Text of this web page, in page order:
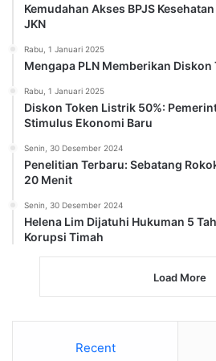
Kemudahan Akses BPJS
JKN
Rabu, 1 Januari 2025
Mengapa PLN Memberikan
Rabu, 1 Januari 2025
Diskon Token Listrik 50%:
Stimulus Ekonomi Baru
Senin, 30 Desember 2024
Penelitian Terbaru: Sebatang
20 Menit
Senin, 30 Desember 2024
Helena Lim Dijatuhi Hukuman 5
Korupsi Timah
Load More
Recent